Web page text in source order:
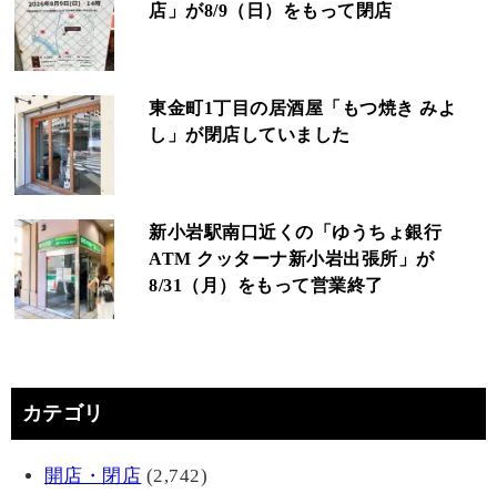
店」が8/9（日）をもって閉店
東金町1丁目の居酒屋「もつ焼き みよ
し」が閉店していました
新小岩駅南口近くの「ゆうちょ銀行
ATM クッターナ新小岩出張所」が
8/31（月）をもって営業終了
カテゴリ
開店・閉店 (2,742)